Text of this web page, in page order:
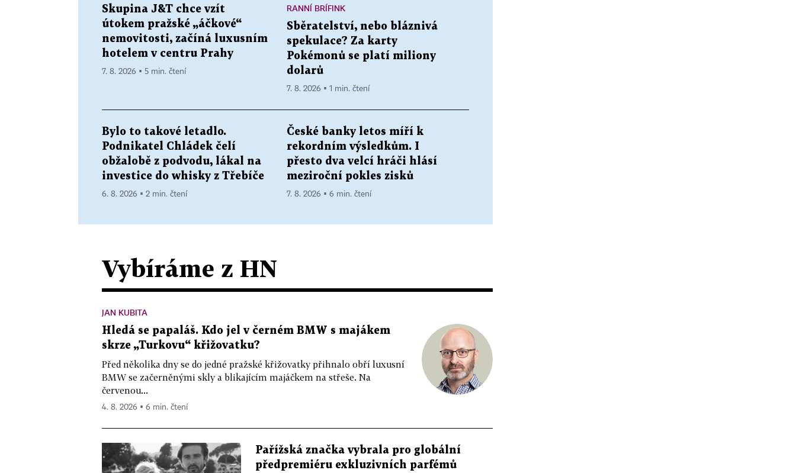
Skupina J&T chce vzít
útokem pražské „áčkové“
nemovitosti, začíná luxusním
hotelem v centru Prahy
7. 8. 2026 ▪ 5 min. čtení
RANNÍ BRÍFINK
Sběratelství, nebo bláznivá
spekulace? Za karty
Pokémonů se platí miliony
dolarů
7. 8. 2026 ▪ 1 min. čtení
Bylo to takové letadlo.
Podnikatel Chládek čelí
obžalobě z podvodu, lákal na
investice do whisky z Třebíče
6. 8. 2026 ▪ 2 min. čtení
České banky letos míří k
rekordním výsledkům. I
přesto dva velcí hráči hlásí
meziroční pokles zisků
7. 8. 2026 ▪ 6 min. čtení
Vybíráme z HN
JAN KUBITA
Hledá se papaláš. Kdo jel v černém BMW s majákem
skrze „Turkovu“ křižovatku?
Před několika dny se do jedné pražské křižovatky přihnalo obří luxusní
BMW se začerněnými skly a blikajícím majáčkem na střeše. Na
červenou...
4. 8. 2026 ▪ 6 min. čtení
Pařížská značka vybrala pro globální
předpremiéru exkluzivních parfémů